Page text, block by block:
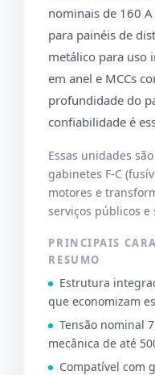
nominais de 160 A
para painéis de
metálico para uso
em anel e MCCs
profundidade do
confiabilidade é
Essas unidades
gabinetes F-C
motores e
serviços públicos e
PRINCIPAIS
RESUMO
Estrutura
que economizam
Tensão nominal
mecânica de até
Compatível com